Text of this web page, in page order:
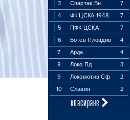
3 Спартак Вн
7
4
ФК ЦСКА 1948
7
5
ПФК ЦСКА
7
6
Ботев Пловдив
4
7
Арда
4
8
Локо Пд
3
9
Локомотив Сф
2
10
Славия 2
класиране